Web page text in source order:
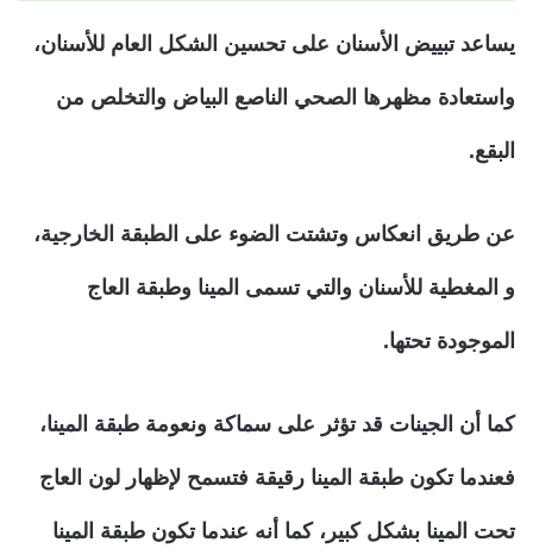
يساعد تبييض الأسنان على تحسين الشكل العام للأسنان،
واستعادة مظهرها الصحي الناصع البياض والتخلص من
البقع.
عن طريق انعكاس وتشتت الضوء على الطبقة الخارجية،
و المغطية للأسنان والتي تسمى المينا وطبقة العاج
الموجودة تحتها.
كما أن الجينات قد تؤثر على سماكة ونعومة طبقة المينا،
فعندما تكون طبقة المينا رقيقة فتسمح لإظهار لون العاج
تحت المينا بشكل كبير، كما أنه عندما تكون طبقة المينا